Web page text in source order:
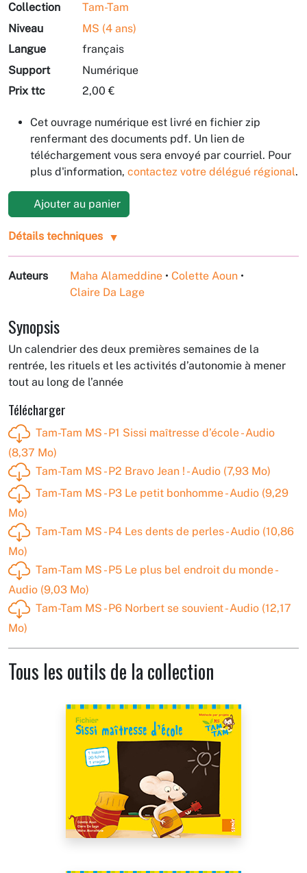
Collection
Tam-Tam
Niveau
MS (4 ans)
Langue
français
Support
Numérique
Prix ttc
2,00 €
Cet ouvrage numérique est livré en fichier zip
renfermant des documents pdf. Un lien de
téléchargement vous sera envoyé par courriel. Pour
plus d'information, contactez votre délégué régional.
Ajouter au panier
Détails techniques
Auteurs Maha Alameddine • Colette Aoun •
Claire Da Lage
Synopsis
Un calendrier des deux premières semaines de la
rentrée, les rituels et les activités d’autonomie à mener
tout au long de l’année
Télécharger
Tam-Tam MS - P1 Sissi maîtresse d’école - Audio
(8,37 Mo)
Tam-Tam MS - P2 Bravo Jean ! - Audio (7,93 Mo)
Tam-Tam MS - P3 Le petit bonhomme - Audio (9,29
Mo)
Tam-Tam MS - P4 Les dents de perles - Audio (10,86
Mo)
Tam-Tam MS - P5 Le plus bel endroit du monde -
Audio (9,03 Mo)
Tam-Tam MS - P6 Norbert se souvient - Audio (12,17
Mo)
Tous les outils de la collection